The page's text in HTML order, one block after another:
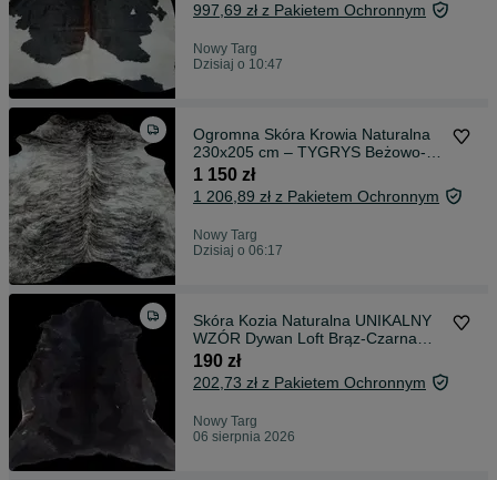
997,69 zł z Pakietem Ochronnym
Nowy Targ
Dzisiaj o 10:47
Ogromna Skóra Krowia Naturalna
230x205 cm – TYGRYS Beżowo-
czarny, Unikat
1 150 zł
1 206,89 zł z Pakietem Ochronnym
Nowy Targ
Dzisiaj o 06:17
Skóra Kozia Naturalna UNIKALNY
WZÓR Dywan Loft Brąz-Czarna
95x70 cm
190 zł
202,73 zł z Pakietem Ochronnym
Nowy Targ
06 sierpnia 2026